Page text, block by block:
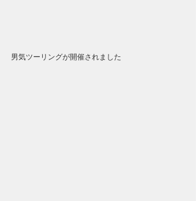
男気ツーリングが開催されました